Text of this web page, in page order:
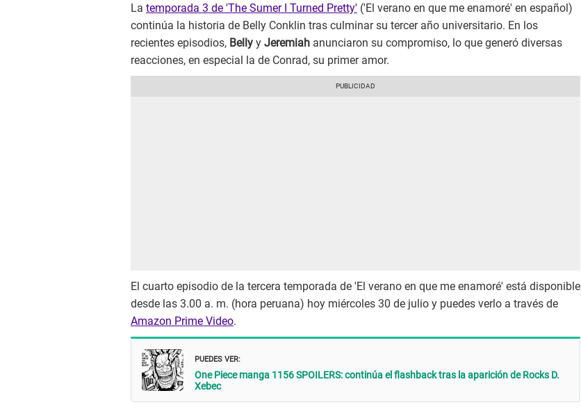
La temporada 3 de 'The Sumer I Turned Pretty' ('El verano en que me enamoré' en español)
continúa la historia de Belly Conklin tras culminar su tercer año universitario. En los
recientes episodios, Belly y Jeremiah anunciaron su compromiso, lo que generó diversas
reacciones, en especial la de Conrad, su primer amor.
El cuarto episodio de la tercera temporada de 'El verano en que me enamoré' está disponible
desde las 3.00 a. m. (hora peruana) hoy miércoles 30 de julio y puedes verlo a través de
Amazon Prime Video.
PUEDES VER:
One Piece manga 1156 SPOILERS: continúa el flashback tras la aparición de Rocks D.
Xebec